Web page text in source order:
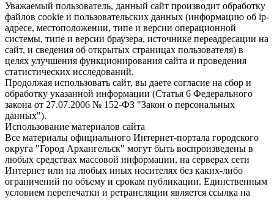
Уважаемый пользователь, данный сайт производит обработку
файлов cookie и пользовательских данных (информацию об ip-
адресе, местоположении, типе и версии операционной
системы, типе и версии браузера, источнике переадресации на
сайт, и сведения об открытых страницах пользователя) в
целях улучшения функционирования сайта и проведения
статистических исследований.
Продолжая использовать сайт, вы даете согласие на сбор и
обработку указанной информации (Статья 6 Федерального
закона от 27.07.2006 № 152-ФЗ "Закон о персональных
данных").
Использование материалов сайта
Все материалы официального Интернет-портала городского
округа "Город Архангельск" могут быть воспроизведены в
любых средствах массовой информации, на серверах сети
Интернет или на любых иных носителях без каких-либо
ограничений по объему и срокам публикации. Единственным
условием перепечатки и ретрансляции является ссылка на